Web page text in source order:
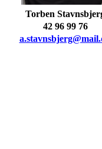
Torben
42 96 99 76